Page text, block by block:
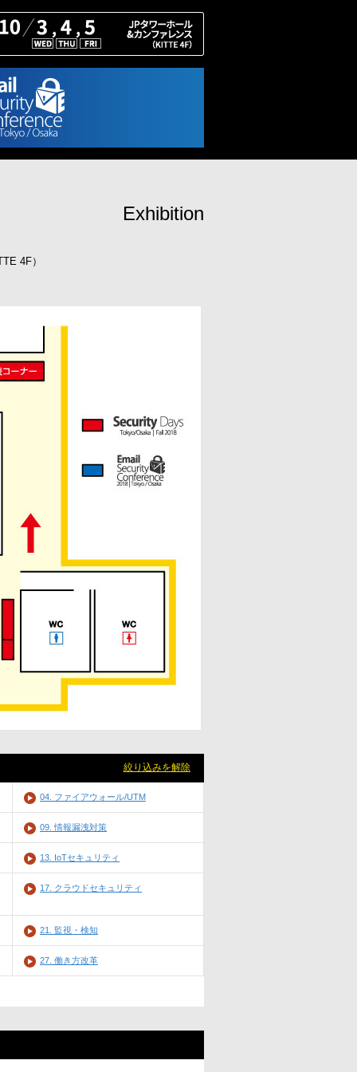
Exhibition
4F）
絞り込みを解除
04. ファイアウォール/UTM
09. 情報漏洩対策
13. IoTセキュリティ
17. クラウドセキュリティ
21. 監視・検知
27. 働き方改革